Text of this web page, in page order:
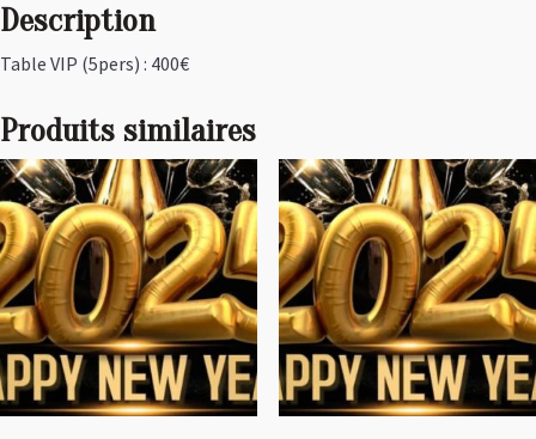
Description
Table VIP (5pers) : 400€
Produits similaires